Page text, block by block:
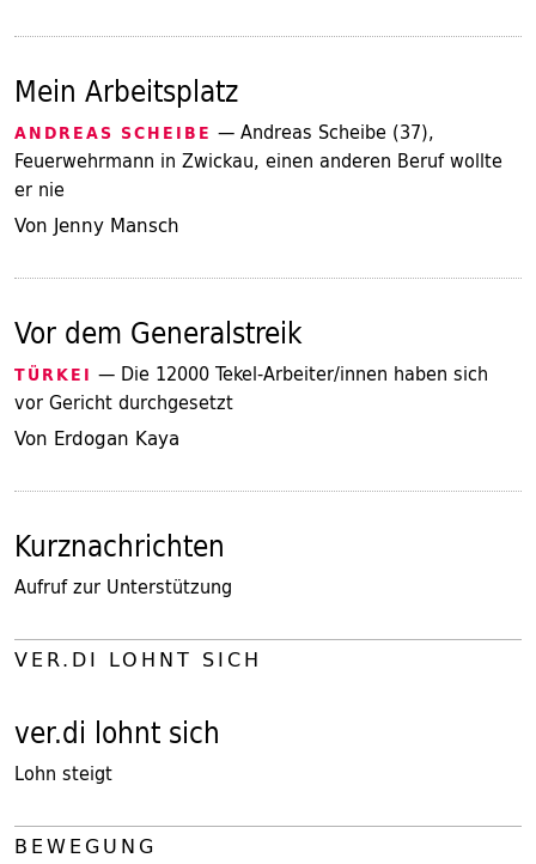
Mein Arbeitsplatz
ANDREAS SCHEIBE — Andreas Scheibe (37),
Feuerwehrmann in Zwickau, einen anderen Beruf wollte
er nie
Von Jenny Mansch
Vor dem Generalstreik
TÜRKEI — Die 12000 Tekel-Arbeiter/innen haben sich
vor Gericht durchgesetzt
Von Erdogan Kaya
Kurznachrichten
Aufruf zur Unterstützung
VER.DI LOHNT SICH
ver.di lohnt sich
Lohn steigt
BEWEGUNG